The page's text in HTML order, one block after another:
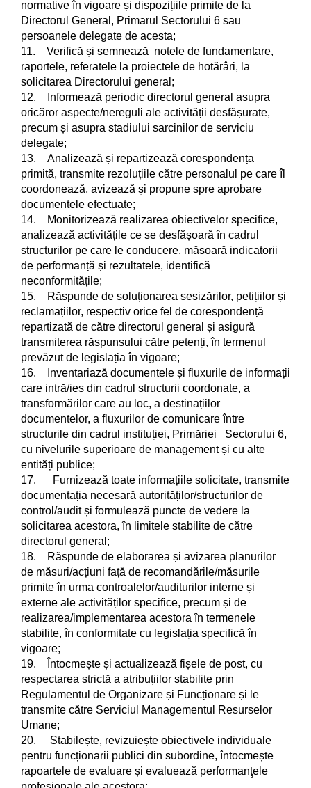
normative în vigoare și dispozițiile primite de la
Directorul General, Primarul Sectorului 6 sau
persoanele delegate de acesta;
11. Verifică și semnează notele de fundamentare,
raportele, referatele la proiectele de hotărâri, la
solicitarea Directorului general;
12. Informează periodic directorul general asupra
oricăror aspecte/nereguli ale activității desfășurate,
precum și asupra stadiului sarcinilor de serviciu
delegate;
13. Analizează și repartizează corespondența
primită, transmite rezoluțiile către personalul pe care îl
coordonează, avizează și propune spre aprobare
documentele efectuate;
14. Monitorizează realizarea obiectivelor specifice,
analizează activitățile ce se desfășoară în cadrul
structurilor pe care le conducere, măsoară indicatorii
de performanță și rezultatele, identifică
neconformitățile;
15. Răspunde de soluționarea sesizărilor, petițiilor și
reclamațiilor, respectiv orice fel de corespondență
repartizată de către directorul general și asigură
transmiterea răspunsului către petenți, în termenul
prevăzut de legislația în vigoare;
16. Inventariază documentele și fluxurile de informații
care intră/ies din cadrul structurii coordonate, a
transformărilor care au loc, a destinațiilor
documentelor, a fluxurilor de comunicare între
structurile din cadrul instituției, Primăriei Sectorului 6,
cu nivelurile superioare de management și cu alte
entități publice;
17. Furnizează toate informațiile solicitate, transmite
documentația necesară autorităților/structurilor de
control/audit și formulează puncte de vedere la
solicitarea acestora, în limitele stabilite de către
directorul general;
18. Răspunde de elaborarea și avizarea planurilor
de măsuri/acțiuni față de recomandările/măsurile
primite în urma controalelor/auditurilor interne și
externe ale activităților specifice, precum și de
realizarea/implementarea acestora în termenele
stabilite, în conformitate cu legislația specifică în
vigoare;
19. Întocmește și actualizează fișele de post, cu
respectarea strictă a atribuțiilor stabilite prin
Regulamentul de Organizare și Funcționare și le
transmite către Serviciul Managementul Resurselor
Umane;
20. Stabilește, revizuiește obiectivele individuale
pentru funcționarii publici din subordine, întocmește
rapoartele de evaluare și evaluează performanţele